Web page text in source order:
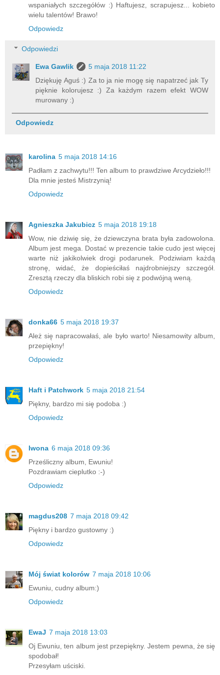
wspaniałych szczegółów :) Haftujesz, scrapujesz... kobieto
wielu talentów! Brawo!
Odpowiedz
Odpowiedzi
Ewa Gawlik
5 maja 2018 11:22
Dziękuję Aguś :) Za to ja nie mogę się napatrzeć jak Ty
pięknie kolorujesz :) Za każdym razem efekt WOW
murowany :)
Odpowiedz
karolina 5 maja 2018 14:16
Padłam z zachwytu!!! Ten album to prawdziwe Arcydzieło!!!
Dla mnie jesteś Mistrzynią!
Odpowiedz
Agnieszka Jakubicz 5 maja 2018 19:18
Wow, nie dziwię się, że dziewczyna brata była zadowolona.
Album jest mega. Dostać w prezencie takie cudo jest więcej
warte niż jakikolwiek drogi podarunek. Podziwiam każdą
stronę, widać, że dopieściłaś najdrobniejszy szczegół.
Zresztą rzeczy dla bliskich robi się z podwójną weną.
Odpowiedz
donka66 5 maja 2018 19:37
Ależ się napracowałaś, ale było warto! Niesamowity album,
przepiękny!
Odpowiedz
Haft i Patchwork 5 maja 2018 21:54
Piękny, bardzo mi się podoba :)
Odpowiedz
Iwona 6 maja 2018 09:36
Prześliczny album, Ewuniu!
Pozdrawiam cieplutko :-)
Odpowiedz
magdus208 7 maja 2018 09:42
Piękny i bardzo gustowny :)
Odpowiedz
Mój świat kolorów 7 maja 2018 10:06
Ewuniu, cudny album:)
Odpowiedz
EwaJ 7 maja 2018 13:03
Oj Ewuniu, ten album jest przepiękny. Jestem pewna, że się
spodobał!
Przesyłam uściski.